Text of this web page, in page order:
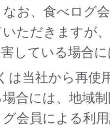
お、食べログ
ただきますが
している場合
は当社から再
合には、地域
会員による利